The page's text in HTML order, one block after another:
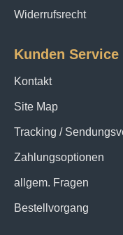
Widerrufsrecht
Kunden Service
Kontakt
Site Map
Tracking /
Zahlungsoptionen
allgem. Fragen
Bestellvorgang